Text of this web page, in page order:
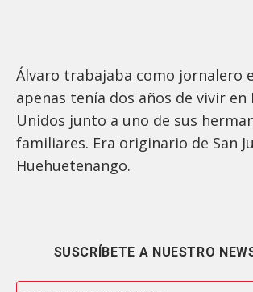
Álvaro trabajaba como jornalero
apenas tenía dos años de vivir en
Unidos junto a uno de sus
familiares. Era originario de San
Huehuetenango.
SUSCRÍBETE A NUESTRO